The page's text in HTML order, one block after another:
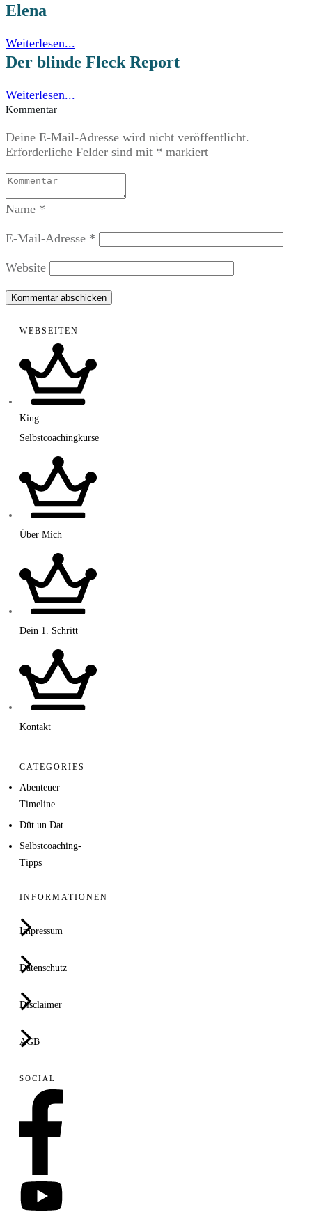
Elena
Weiterlesen...
Der blinde Fleck Report
Weiterlesen...
Kommentar
Deine E-Mail-Adresse wird nicht veröffentlicht.
Erforderliche Felder sind mit * markiert
Name *
E-Mail-Adresse *
Website
Kommentar abschicken
WEBSEITEN
King
Selbstcoachingkurse
Über Mich
Dein 1. Schritt
Kontakt
CATEGORIES
Abenteuer
Timeline
Düt un Dat
Selbstcoaching-
Tipps
INFORMATIONEN
Impressum
Datenschutz
Disclaimer
AGB
SOCIAL